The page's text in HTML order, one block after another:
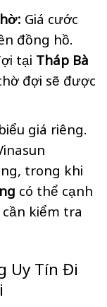
Giá cước
đồng hồ.
tại Tháp Bà
đợi sẽ được
giá riêng.
trong khi
có thể cạnh
kiểm tra
Uy Tín Đi